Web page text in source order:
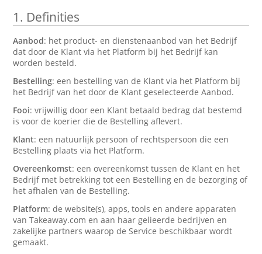
1. Definities
Aanbod: het product- en dienstenaanbod van het Bedrijf
dat door de Klant via het Platform bij het Bedrijf kan
worden besteld.
Bestelling: een bestelling van de Klant via het Platform bij
het Bedrijf van het door de Klant geselecteerde Aanbod.
Fooi: vrijwillig door een Klant betaald bedrag dat bestemd
is voor de koerier die de Bestelling aflevert.
Klant: een natuurlijk persoon of rechtspersoon die een
Bestelling plaats via het Platform.
Overeenkomst: een overeenkomst tussen de Klant en het
Bedrijf met betrekking tot een Bestelling en de bezorging of
het afhalen van de Bestelling.
Platform: de website(s), apps, tools en andere apparaten
van Takeaway.com en aan haar gelieerde bedrijven en
zakelijke partners waarop de Service beschikbaar wordt
gemaakt.